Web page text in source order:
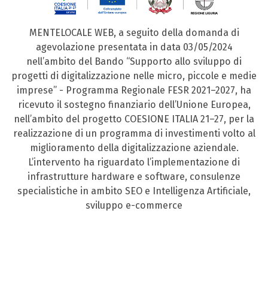
MENTELOCALE WEB, a seguito della domanda di
agevolazione presentata in data 03/05/2024
nell’ambito del Bando “Supporto allo sviluppo di
progetti di digitalizzazione nelle micro, piccole e medie
imprese” - Programma Regionale FESR 2021–2027, ha
ricevuto il sostegno finanziario dell’Unione Europea,
nell’ambito del progetto COESIONE ITALIA 21–27, per la
realizzazione di un programma di investimenti volto al
miglioramento della digitalizzazione aziendale.
L’intervento ha riguardato l’implementazione di
infrastrutture hardware e software, consulenze
specialistiche in ambito SEO e Intelligenza Artificiale,
sviluppo e-commerce